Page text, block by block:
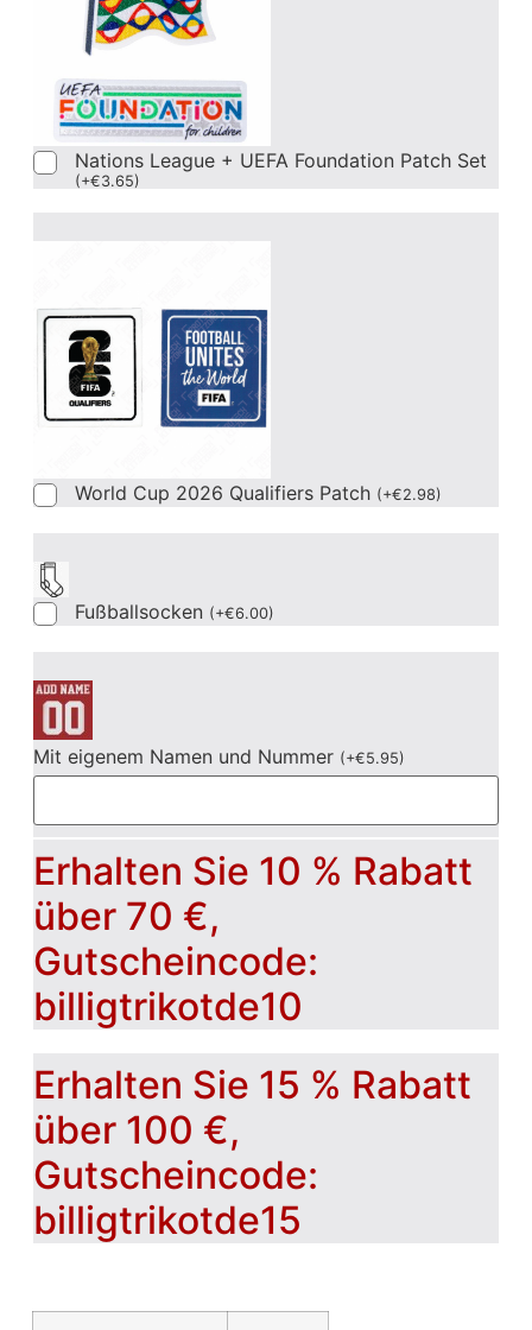
Nations League + UEFA Foundation Patch Set
(+€3.65)
World Cup 2026 Qualifiers Patch (+€2.98)
Fußballsocken (+€6.00)
Mit eigenem Namen und Nummer (+€5.95)
Erhalten Sie 10 % Rabatt
über 70 €,
Gutscheincode:
billigtrikotde10
Erhalten Sie 15 % Rabatt
über 100 €,
Gutscheincode:
billigtrikotde15